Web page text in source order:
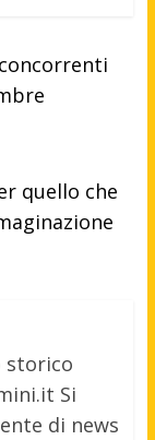
quello che
storico
Si
di news